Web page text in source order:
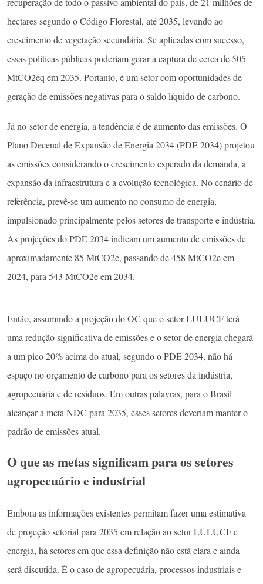
hectares segundo o Código Florestal, até 2035, levando ao
crescimento de vegetação secundária. Se aplicadas com sucesso,
essas políticas públicas poderiam gerar a captura de cerca de 505
MtCO2eq em 2035. Portanto, é um setor com oportunidades de
geração de emissões negativas para o saldo líquido de carbono.
Já no setor de energia, a tendência é de aumento das emissões. O
Plano Decenal de Expansão de Energia 2034 (PDE 2034) projetou
as emissões considerando o crescimento esperado da demanda, a
expansão da infraestrutura e a evolução tecnológica. No cenário de
referência, prevê-se um aumento no consumo de energia,
impulsionado principalmente pelos setores de transporte e indústria.
As projeções do PDE 2034 indicam um aumento de emissões de
aproximadamente 85 MtCO2e, passando de 458 MtCO2e em
2024, para 543 MtCO2e em 2034.
Então, assumindo a projeção do OC que o setor LULUCF terá
uma redução significativa de emissões e o setor de energia chegará
a um pico 20% acima do atual, segundo o PDE 2034, não há
espaço no orçamento de carbono para os setores da indústria,
agropecuária e de resíduos. Em outras palavras, para o Brasil
alcançar a meta NDC para 2035, esses setores deveriam manter o
padrão de emissões atual.
O que as metas significam para os setores
agropecuário e industrial
Embora as informações existentes permitam fazer uma estimativa
de projeção setorial para 2035 em relação ao setor LULUCF e
energia, há setores em que essa definição não está clara e ainda
será discutida. É o caso de agropecuária, processos industriais e